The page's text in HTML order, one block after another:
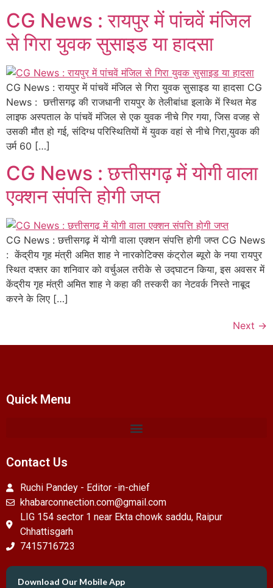
CG News : रायपुर में पांचवें मंजिल
से गिरा युवक सुसाइड या हादसा
CG News : रायपुर में पांचवें मंजिल से गिरा युवक सुसाइड या हादसा CG
News : छत्तीसगढ़ की राजधानी रायपुर के तेलीबांधा इलाके में स्थित मेड
लाइफ अस्पताल के पांचवें मंजिल से एक युवक नीचे गिर गया, जिस वजह से
उसकी मौत हो गई, संदिग्ध परिस्थितियों में युवक वहां से नीचे गिरा,युवक की
उर्म 60 […]
CG News : छत्तीसगढ़ में योगी वाला
एक्शन संपत्ति होगी जप्त
CG News : छत्तीसगढ़ में योगी वाला एक्शन संपत्ति होगी जप्त CG News
: केंद्रीय गृह मंत्री अमित शाह ने नारकोटिक्स कंट्रोल ब्यूरो के नया रायपुर
स्थित दफ्तर का शनिवार को वर्चुअल तरीके से उद्घाटन किया, इस अवसर में
केंद्रीय गृह मंत्री अमित शाह ने कहा की तस्करी का नेटवर्क निस्ते नाबूद
करने के लिए […]
Next →
Quick Menu
Contact Us
Ruchi Pandey - Editor -in-chief
khabarconnection.com@gmail.com
LIG 154 sector 1 near Ekta chowk saddu, Raipur
Chhattisgarh
7415716723
Download Our Mobile App